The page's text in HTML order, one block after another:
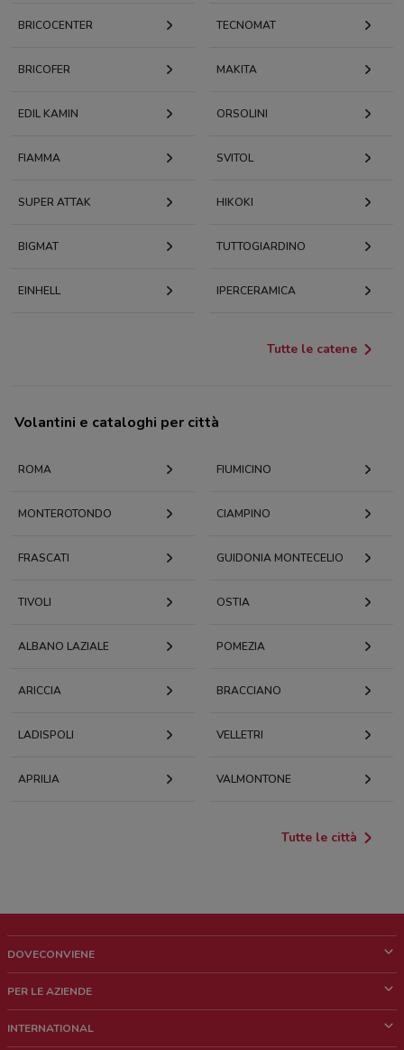
BRICOCENTER TECNOMAT
BRICOFER MAKITA
EDIL KAMIN ORSOLINI
FIAMMA SVITOL
SUPER ATTAK HIKOKI
BIGMAT TUTTOGIARDINO
EINHELL IPERCERAMICA
Tutte le catene
Volantini e cataloghi per città
ROMA FIUMICINO
MONTEROTONDO CIAMPINO
FRASCATI GUIDONIA MONTECELIO
TIVOLI OSTIA
ALBANO LAZIALE POMEZIA
ARICCIA BRACCIANO
LADISPOLI VELLETRI
APRILIA VALMONTONE
Tutte le città
DOVECONVIENE
Chi siamo
PER LE AZIENDE
INTERNATIONAL